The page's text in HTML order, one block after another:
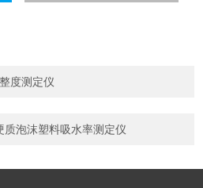
度测定仪
质泡沫塑料吸水率测定仪